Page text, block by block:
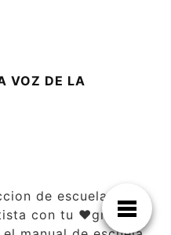
VOZ DE LA
de escuela
con tu ❤️grupo